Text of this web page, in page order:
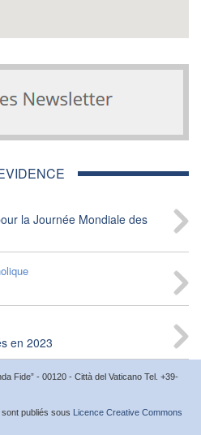
la Journée Mondiale des
en 2023
Fide” - 00120 - Città del Vaticano Tel. +39-
publiés sous Licence Creative Commons